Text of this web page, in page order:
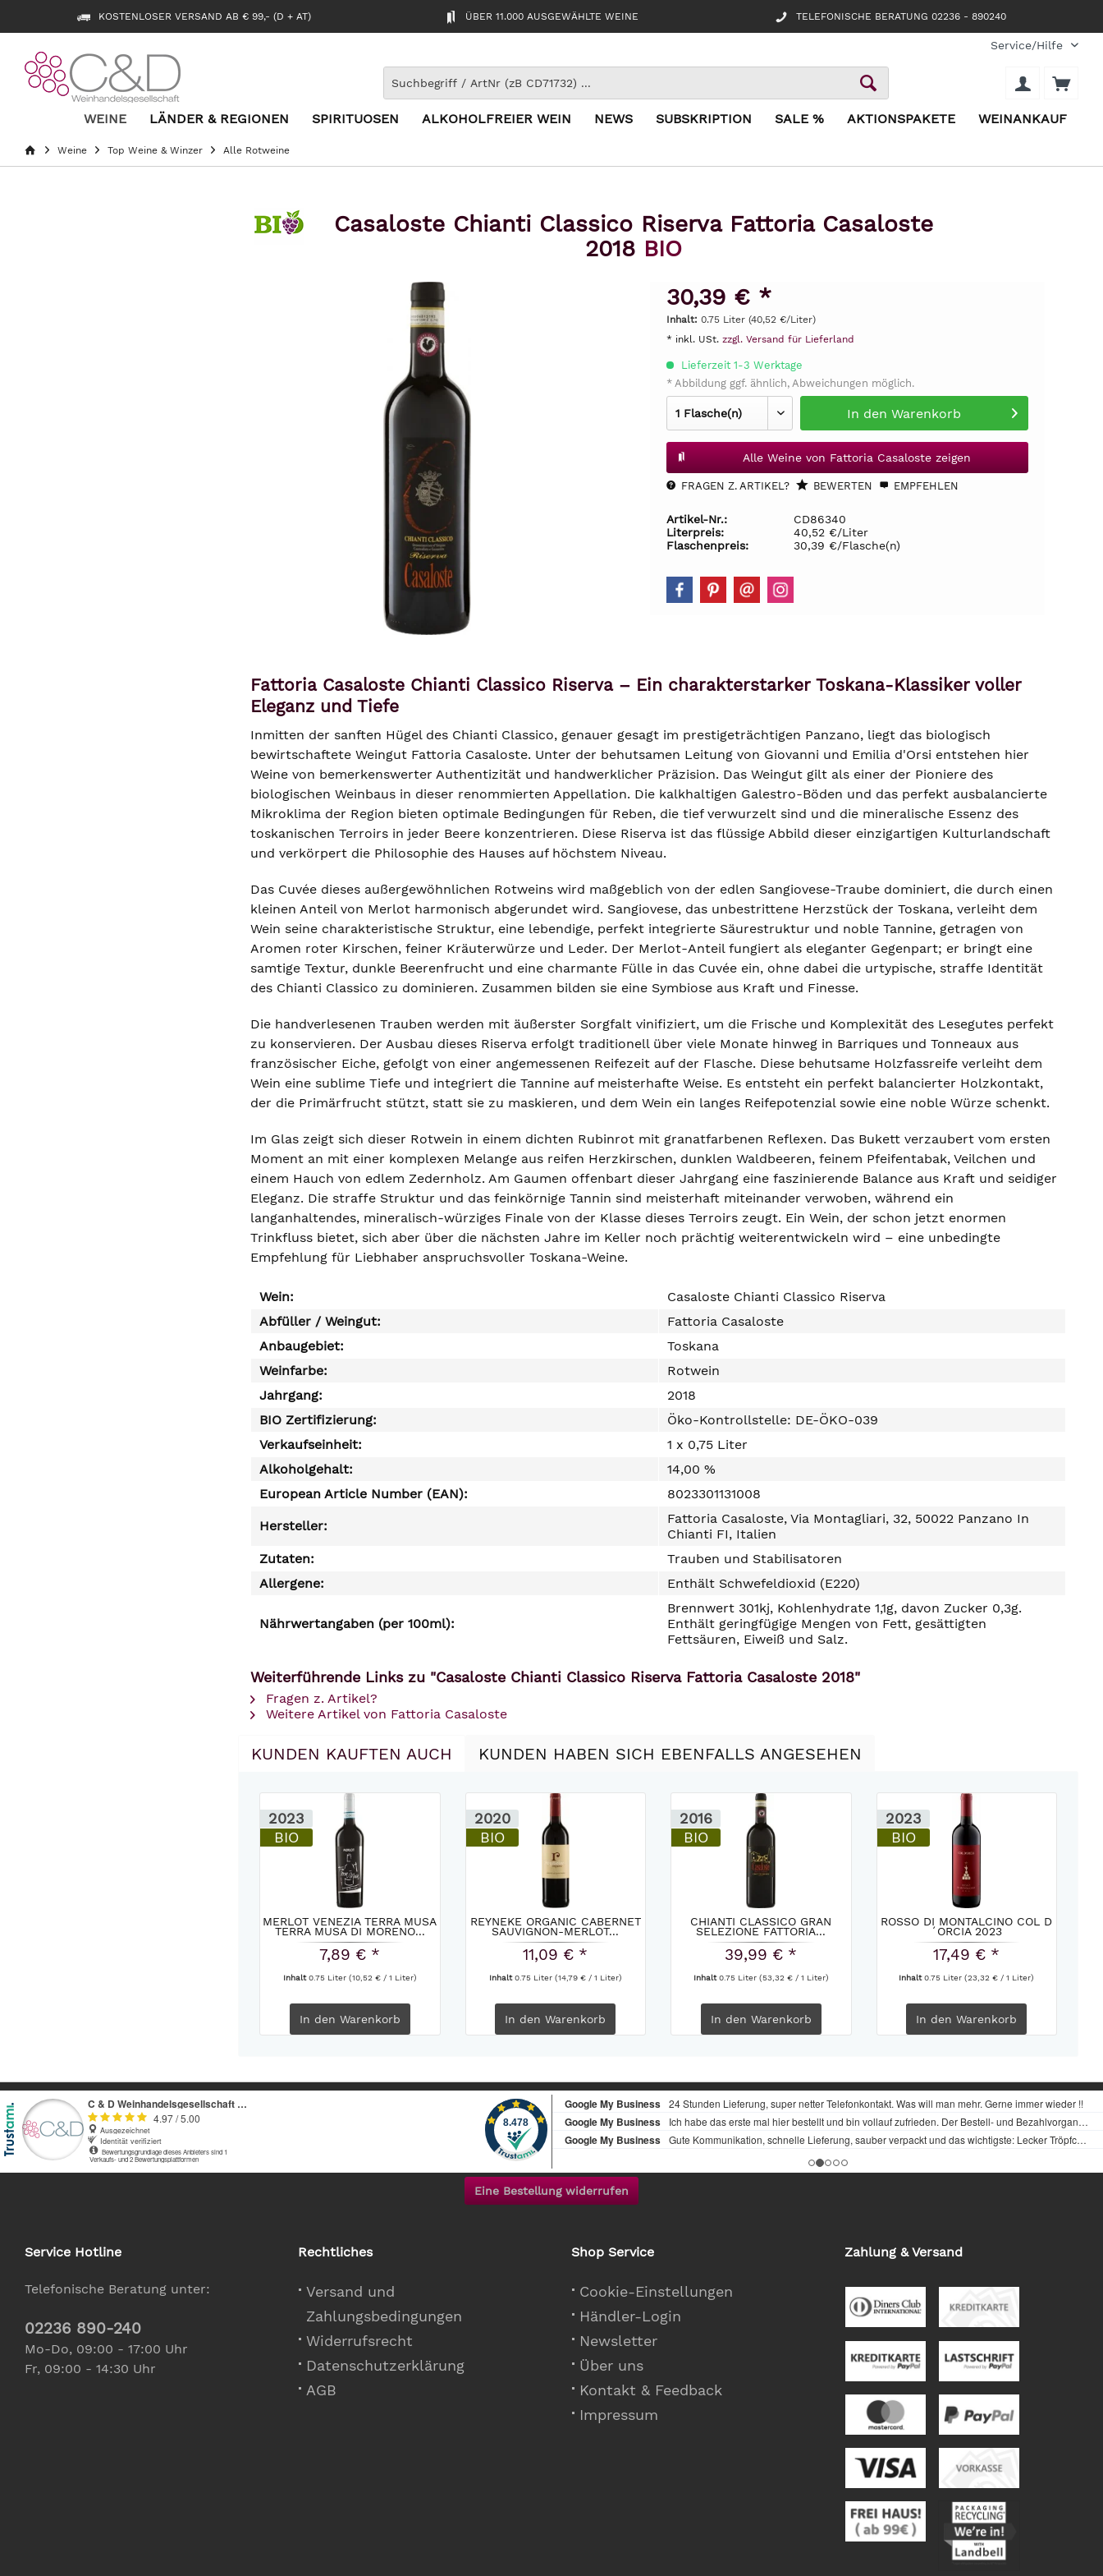
KOSTENLOSER VERSAND AB € 99,- (D + AT) ÜBER 11.000 AUSGEWÄHLTE WEINE TELEFONISCHE BERATUNG 02236 - 890240
Service/Hilfe
WEINE LÄNDER & REGIONEN SPIRITUOSEN ALKOHOLFREIER WEIN NEWS SUBSKRIPTION SALE % AKTIONSPAKETE WEINANKAUF
Weine Top Weine & Winzer Alle Rotweine
Casaloste Chianti Classico Riserva Fattoria Casaloste
2018 BIO
30,39 € *
Inhalt: 0.75 Liter (40,52 €/Liter)
* inkl. USt. zzgl. Versand für Lieferland
Lieferzeit 1-3 Werktage
* Abbildung ggf. ähnlich, Abweichungen möglich.
In den Warenkorb
Alle Weine von Fattoria Casaloste zeigen
FRAGEN Z. ARTIKEL? BEWERTEN EMPFEHLEN
Artikel-Nr.:
CD86340
Literpreis:
40,52 €/Liter
Flaschenpreis:
30,39 €/Flasche(n)
Fattoria Casaloste Chianti Classico Riserva – Ein charakterstarker Toskana-Klassiker voller
Eleganz und Tiefe
Inmitten der sanften Hügel des Chianti Classico, genauer gesagt im prestigeträchtigen Panzano, liegt das biologisch
bewirtschaftete Weingut Fattoria Casaloste. Unter der behutsamen Leitung von Giovanni und Emilia d'Orsi entstehen hier
Weine von bemerkenswerter Authentizität und handwerklicher Präzision. Das Weingut gilt als einer der Pioniere des
biologischen Weinbaus in dieser renommierten Appellation. Die kalkhaltigen Galestro-Böden und das perfekt ausbalancierte
Mikroklima der Region bieten optimale Bedingungen für Reben, die tief verwurzelt sind und die mineralische Essenz des
toskanischen Terroirs in jeder Beere konzentrieren. Diese Riserva ist das flüssige Abbild dieser einzigartigen Kulturlandschaft
und verkörpert die Philosophie des Hauses auf höchstem Niveau.
Das Cuvée dieses außergewöhnlichen Rotweins wird maßgeblich von der edlen Sangiovese-Traube dominiert, die durch einen
kleinen Anteil von Merlot harmonisch abgerundet wird. Sangiovese, das unbestrittene Herzstück der Toskana, verleiht dem
Wein seine charakteristische Struktur, eine lebendige, perfekt integrierte Säurestruktur und noble Tannine, getragen von
Aromen roter Kirschen, feiner Kräuterwürze und Leder. Der Merlot-Anteil fungiert als eleganter Gegenpart; er bringt eine
samtige Textur, dunkle Beerenfrucht und eine charmante Fülle in das Cuvée ein, ohne dabei die urtypische, straffe Identität
des Chianti Classico zu dominieren. Zusammen bilden sie eine Symbiose aus Kraft und Finesse.
Die handverlesenen Trauben werden mit äußerster Sorgfalt vinifiziert, um die Frische und Komplexität des Lesegutes perfekt
zu konservieren. Der Ausbau dieses Riserva erfolgt traditionell über viele Monate hinweg in Barriques und Tonneaux aus
französischer Eiche, gefolgt von einer angemessenen Reifezeit auf der Flasche. Diese behutsame Holzfassreife verleiht dem
Wein eine sublime Tiefe und integriert die Tannine auf meisterhafte Weise. Es entsteht ein perfekt balancierter Holzkontakt,
der die Primärfrucht stützt, statt sie zu maskieren, und dem Wein ein langes Reifepotenzial sowie eine noble Würze schenkt.
Im Glas zeigt sich dieser Rotwein in einem dichten Rubinrot mit granatfarbenen Reflexen. Das Bukett verzaubert vom ersten
Moment an mit einer komplexen Melange aus reifen Herzkirschen, dunklen Waldbeeren, feinem Pfeifentabak, Veilchen und
einem Hauch von edlem Zedernholz. Am Gaumen offenbart dieser Jahrgang eine faszinierende Balance aus Kraft und seidiger
Eleganz. Die straffe Struktur und das feinkörnige Tannin sind meisterhaft miteinander verwoben, während ein
langanhaltendes, mineralisch-würziges Finale von der Klasse dieses Terroirs zeugt. Ein Wein, der schon jetzt enormen
Trinkfluss bietet, sich aber über die nächsten Jahre im Keller noch prächtig weiterentwickeln wird – eine unbedingte
Empfehlung für Liebhaber anspruchsvoller Toskana-Weine.
Wein:
Casaloste Chianti Classico Riserva
Abfüller / Weingut:
Fattoria Casaloste
Anbaugebiet:
Toskana
Weinfarbe:
Rotwein
Jahrgang:
2018
BIO Zertifizierung:
Öko-Kontrollstelle: DE-ÖKO-039
Verkaufseinheit:
1 x 0,75 Liter
Alkoholgehalt:
14,00 %
European Article Number (EAN):
8023301131008
Hersteller:
Fattoria Casaloste, Via Montagliari, 32, 50022 Panzano In
Chianti FI, Italien
Zutaten:
Trauben und Stabilisatoren
Allergene:
Enthält Schwefeldioxid (E220)
Nährwertangaben (per 100ml):
Brennwert 301kj, Kohlenhydrate 1,1g, davon Zucker 0,3g.
Enthält geringfügige Mengen von Fett, gesättigten
Fettsäuren, Eiweiß und Salz.
Weiterführende Links zu "Casaloste Chianti Classico Riserva Fattoria Casaloste 2018"
Fragen z. Artikel?
Weitere Artikel von Fattoria Casaloste
KUNDEN KAUFTEN AUCH KUNDEN HABEN SICH EBENFALLS ANGESEHEN
2023
BIO
MERLOT VENEZIA TERRA MUSA
TERRA MUSA DI MORENO...
7,89 € *
Inhalt0.75 Liter (10,52 € / 1 Liter)
In den Warenkorb
2020
BIO
REYNEKE ORGANIC CABERNET
SAUVIGNON-MERLOT...
11,09 € *
Inhalt0.75 Liter (14,79 € / 1 Liter)
In den Warenkorb
2016
BIO
CHIANTI CLASSICO GRAN
SELEZIONE FATTORIA...
39,99 € *
Inhalt0.75 Liter (53,32 € / 1 Liter)
In den Warenkorb
2023
BIO
ROSSO DI MONTALCINO COL D
´ORCIA 2023
17,49 € *
Inhalt0.75 Liter(23,32 € / 1 Liter)
In den Warenkorb
Eine Bestellung widerrufen
Service Hotline
Telefonische Beratung unter:
02236 890-240
Mo-Do, 09:00 - 17:00 Uhr
Fr, 09:00 - 14:30 Uhr
Rechtliches
Versand und
Zahlungsbedingungen
Widerrufsrecht
Datenschutzerklärung
AGB
Shop Service
Cookie-Einstellungen
Händler-Login
Newsletter
Über uns
Kontakt & Feedback
Impressum
Zahlung & Versand